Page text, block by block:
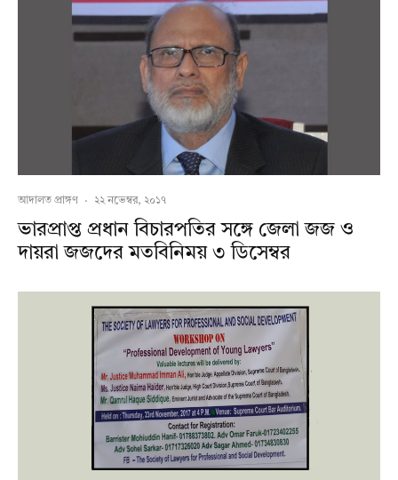
আদালত প্রাঙ্গণ · ২২ নভেম্বর, ২০১৭
ভারপ্রাপ্ত প্রধান বিচারপতির সঙ্গে জেলা জজ ও
দায়রা জজদের মতবিনিময় ৩ ডিসেম্বর